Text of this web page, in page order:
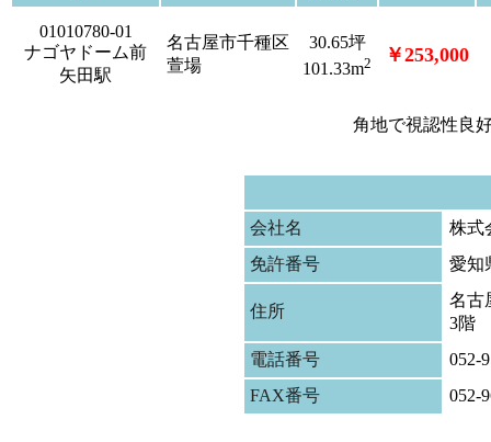
01010780-01
ナゴヤドーム前
矢田駅
名古屋市千種区
萱場
30.65坪
101.33m2 ￥253,000
角地で視認性良
会社名
株式
免許番号
愛知
住所
名古
3階
電話番号
052-
FAX番号
052-